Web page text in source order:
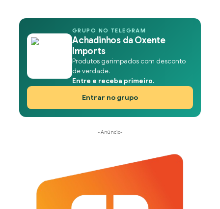
GRUPO NO TELEGRAM
Achadinhos da Oxente
Imports
Produtos garimpados com desconto
de verdade.
Entre e receba primeiro.
Entrar no grupo
- Anúncio-